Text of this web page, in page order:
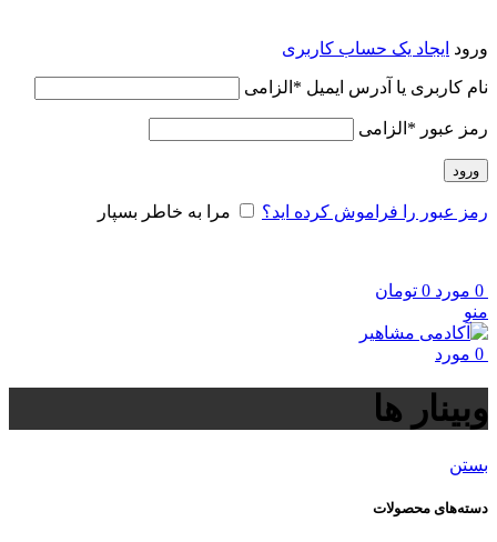
ورود ایجاد یک حساب کاربری
نام کاربری یا آدرس ایمیل * الزامی
رمز عبور * الزامی
ورود
رمز عبور را فراموش کرده اید؟ مرا به خاطر بسپار
0 مورد 0 تومان
منو
0 مورد
وبینار ها
بستن
دسته‌های محصولات